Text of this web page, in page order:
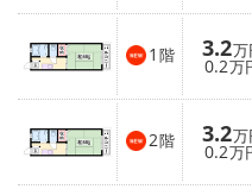
1 階 3.2万
0.2万
2階 3.2万
0.2万